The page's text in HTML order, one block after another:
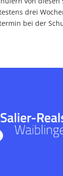
drei
bei der